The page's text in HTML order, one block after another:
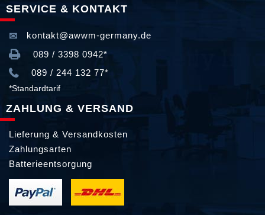
SERVICE & KONTAKT
kontakt@awwm-germany.de
089 / 3398 0942*
089 / 244 132 77*
*Standardtarif
ZAHLUNG & VERSAND
Lieferung & Versandkosten
Zahlungsarten
Batterieentsorgung